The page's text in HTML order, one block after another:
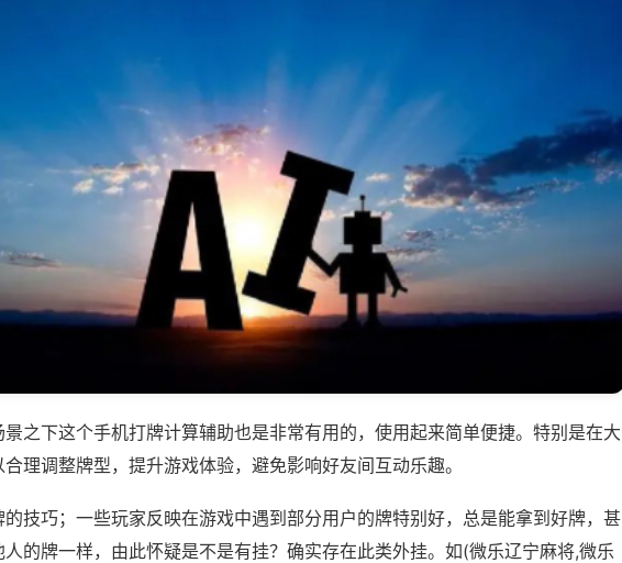
之下这个手机打牌计算辅助也是非常有用的，使用起来简单便捷。特别是在大
理调整牌型，提升游戏体验，避免影响好友间互动乐趣。
技巧；一些玩家反映在游戏中遇到部分用户的牌特别好，总是能拿到好牌，甚
的牌一样，由此怀疑是不是有挂？确实存在此类外挂。如(微乐辽宁麻将,微乐